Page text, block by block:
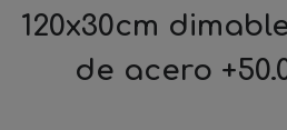
120x30cm
de acero